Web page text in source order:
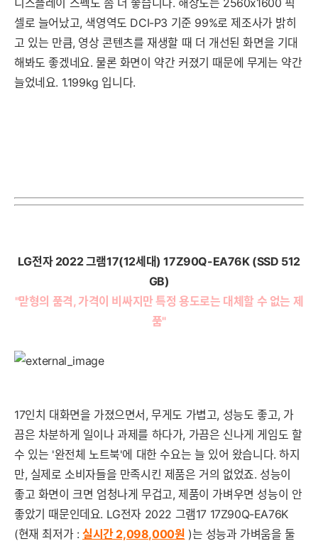
디스플레이 스펙도 좀 더 좋습니다. 해상도는 2560x1600 픽
셀로 늘어났고, 색영역도 DCI-P3 기준 99%로 제조사가 밝히
고 있는 만큼, 영상 콘텐츠를 재생할 때 더 개선된 화면을 기대
해봐도 좋겠네요. 물론 화면이 약간 커졌기 때문에 무게는 약간
늘었네요. 1.199kg 입니다.
LG전자 2022 그램17(12세대) 17Z90Q-EA76K (SSD 512
GB)
"맏형의 품격, 가격이 비싸지만 특정 용도로는 대체할 수 없는 제
품"
17인치 대화면을 가졌으면서, 무게도 가볍고, 성능도 좋고, 가
끔은 차분하게 일이나 과제를 하다가, 가끔은 신나게 게임도 할
수 있는 '완전체 노트북'에 대한 수요는 늘 있어 왔습니다. 하지
만, 실제로 소비자들을 만족시킨 제품은 거의 없었죠. 성능이
좋고 화면이 크면 엄청나게 무겁고, 제품이 가벼우면 성능이 안
좋았기 때문인데요. LG전자 2022 그램17 17Z90Q-EA76K
(현재 최저가 : 실시간 2,098,000원 )는 성능과 가벼움을 둘